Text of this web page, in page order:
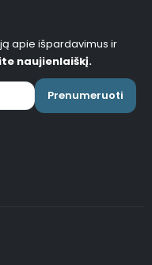
apie išpardavimus ir
naujienlaiškį.
Prenumeruoti